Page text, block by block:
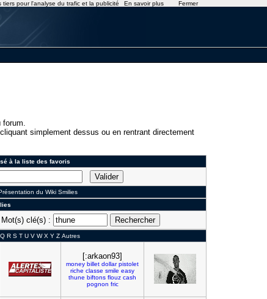
forum.
simplement dessus ou en rentrant directement
à la liste des favoris
du Wiki Smilies
clé(s) :
Q R S T U V W X Y Z Autres
[:arkaon93]
money billet dollar pistolet
riche classe smile easy
thune biftons flouz cash
pognon fric
pour l'analyse du trafic et la publicité En savoir plus Fermer